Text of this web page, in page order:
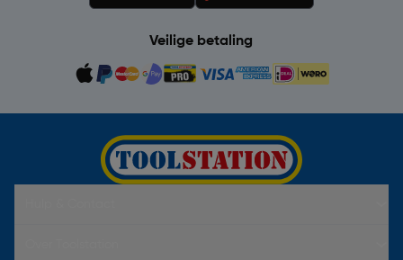
Veilige betaling